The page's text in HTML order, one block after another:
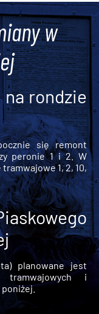
w
rondzie
się remont
peronie 1 i 2. W
1, 2, 10,
planowane jest
i
poniżej.